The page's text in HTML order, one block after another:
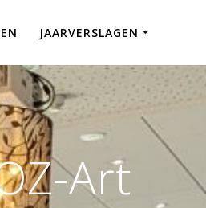
JAARVERSLAGEN
Art